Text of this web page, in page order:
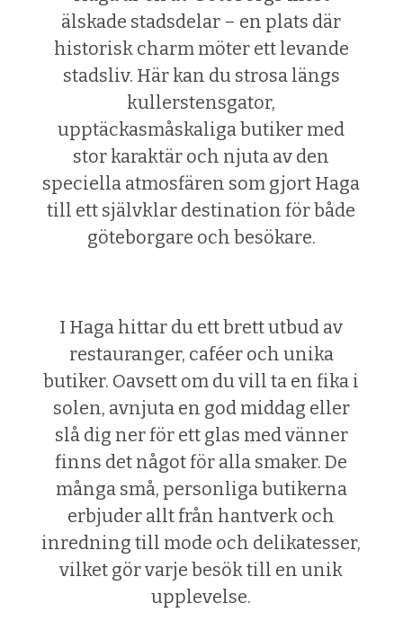
älskade stadsdelar – en plats där
historisk charm möter ett levande
stadsliv. Här kan du strosa längs
kullerstensgator,
upptäckasmåskaliga butiker med
stor karaktär och njuta av den
speciella atmosfären som gjort Haga
till ett självklar destination för både
göteborgare och besökare.
I Haga hittar du ett brett utbud av
restauranger, caféer och unika
butiker. Oavsett om du vill ta en fika i
solen, avnjuta en god middag eller
slå dig ner för ett glas med vänner
finns det något för alla smaker. De
många små, personliga butikerna
erbjuder allt från hantverk och
inredning till mode och delikatesser,
vilket gör varje besök till en unik
upplevelse.